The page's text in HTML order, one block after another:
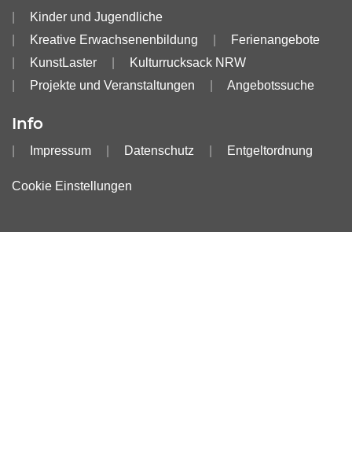
Kinder und Jugendliche
Kreative Erwachsenenbildung
Ferienangebote
KunstLaster
Kulturrucksack NRW
Projekte und Veranstaltungen
Angebotssuche
Info
Impressum Datenschutz Entgeltordnung
Cookie Einstellungen